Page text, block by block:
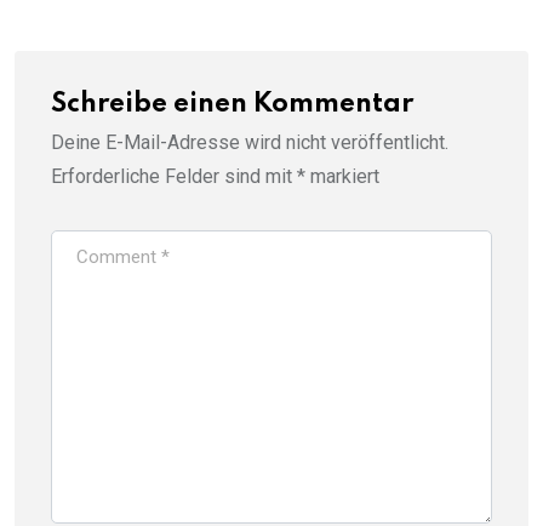
Schreibe einen Kommentar
Deine E-Mail-Adresse wird nicht veröffentlicht.
Erforderliche Felder sind mit * markiert